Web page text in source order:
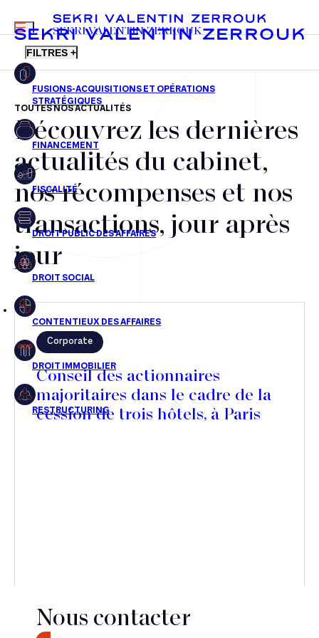
FR EN
MENU
SEKRI VALENTIN ZERROUK
FILTRES +
Fusions-acquisitions et opérations stratégiques
Financement
Fiscalité
Droit public des affaires
Droit social
Droit immobilier
Restructuring
Article
TOUTES NOS ACTUALITÉS
Découvrez les dernières
actualités du cabinet,
nos récompenses et nos
transactions, jour après
jour
Corporate
Conseil des actionnaires
majoritaires dans le cadre de la
cession de trois hôtels, à Paris
Nous contacter